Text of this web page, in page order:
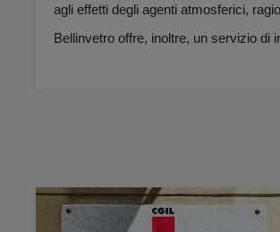
agli effetti degli agenti atmosferici,
Bellinvetro offre, inoltre, un servizio di